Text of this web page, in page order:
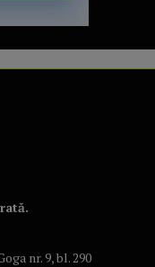
nr. 9, bl. 290